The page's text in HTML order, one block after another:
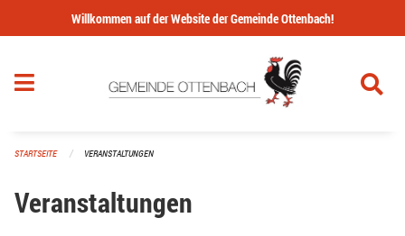
Navigation überspringen
Willkommen auf der Website der Gemeinde Ottenbach!
STARTSEITE VERANSTALTUNGEN
Veranstaltungen